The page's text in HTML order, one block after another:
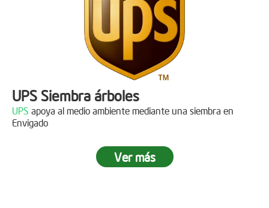
UPS Siembra árboles
UPS apoya al medio ambiente mediante una siembra en
Envigado
Ver más